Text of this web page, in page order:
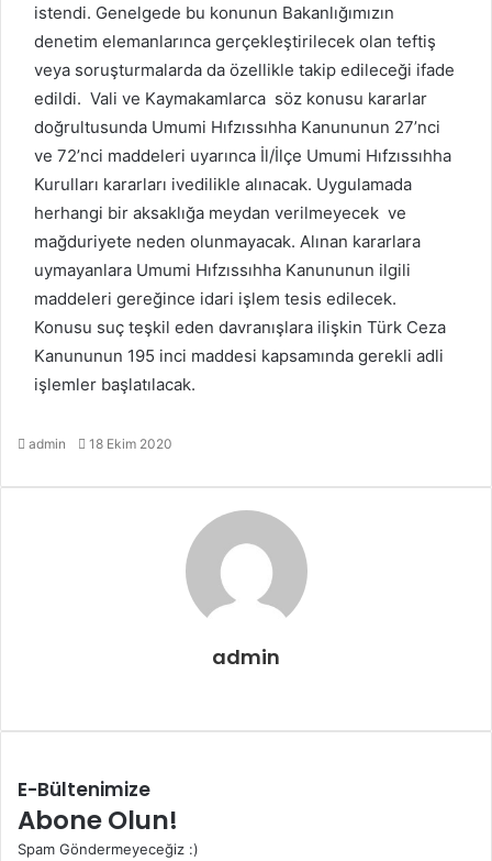
istendi. Genelgede bu konunun Bakanlığımızın
denetim elemanlarınca gerçekleştirilecek olan teftiş
veya soruşturmalarda da özellikle takip edileceği ifade
edildi. Vali ve Kaymakamlarca söz konusu kararlar
doğrultusunda Umumi Hıfzıssıhha Kanununun 27’nci
ve 72’nci maddeleri uyarınca İl/İlçe Umumi Hıfzıssıhha
Kurulları kararları ivedilikle alınacak. Uygulamada
herhangi bir aksaklığa meydan verilmeyecek ve
mağduriyete neden olunmayacak. Alınan kararlara
uymayanlara Umumi Hıfzıssıhha Kanununun ilgili
maddeleri gereğince idari işlem tesis edilecek.
Konusu suç teşkil eden davranışlara ilişkin Türk Ceza
Kanununun 195 inci maddesi kapsamında gerekli adli
işlemler başlatılacak.
admin
Bir
posta
18 Ekim 2020
admin
E-Bültenimize
Abone Olun!
Spam Göndermeyeceğiz :)